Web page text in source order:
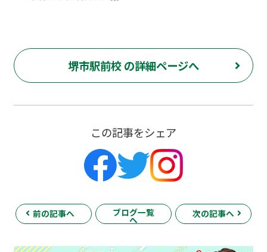
堺市駅前校 の詳細ページへ
この記事をシェア
前の記事へ ブログ一覧
へ
次の記事へ